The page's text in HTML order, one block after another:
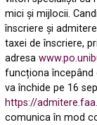
mici și mijlocii.
înscriere și
taxei de înscriere,
adresa
funcționa începând
va închide pe 16
https://
comunica în mod